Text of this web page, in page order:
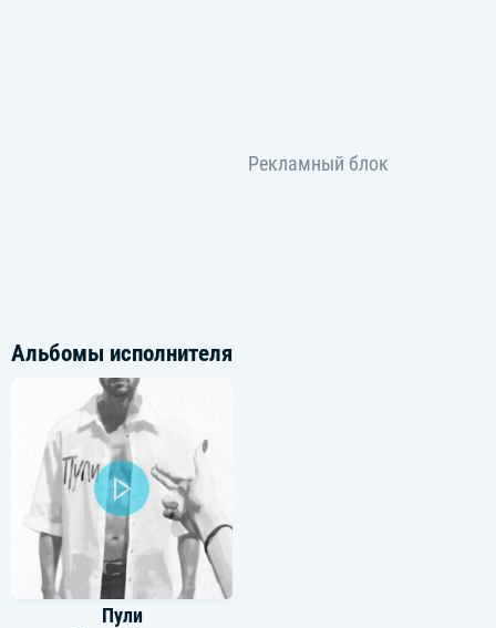
Альбомы исполнителя
Пули